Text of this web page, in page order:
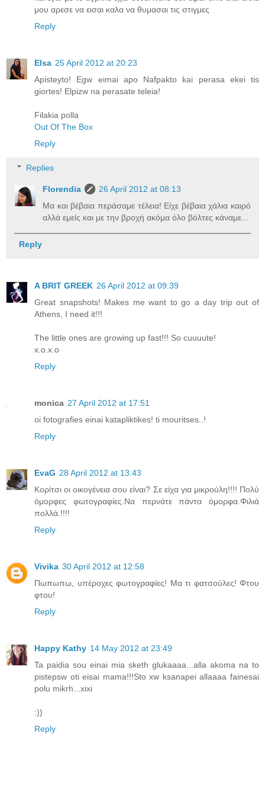
μου αρεσε να εισαι καλα να θυμασαι τις στιγμες
Reply
Elsa 25 April 2012 at 20:23
Apisteyto! Egw eimai apo Nafpakto kai perasa ekei tis
giortes! Elpizw na perasate teleia!
Filakia polla
Out Of The Box
Reply
Replies
Florendia
26 April 2012 at 08:13
Μα και βέβαια περάσαμε τέλεια! Είχε βέβαια χάλια καιρό
αλλά εμείς και με την βροχή ακόμα όλο βόλτες κάναμε...
Reply
A BRIT GREEK 26 April 2012 at 09:39
Great snapshots! Makes me want to go a day trip out of
Athens, I need it!!!
The little ones are growing up fast!!! So cuuuute!
x.o.x.o
Reply
monica 27 April 2012 at 17:51
oi fotografies einai katapliktikes! ti mouritses..!
Reply
EvaG 28 April 2012 at 13:43
Κορίτσι οι οικογένεια σου είναι? Σε είχα για μικρούλη!!!! Πολύ
όμορφες φωτογραφίες.Να περνάτε πάντα όμορφα.Φιλιά
πολλά.!!!!
Reply
Vivika 30 April 2012 at 12:58
Πωπωπω, υπέροχες φωτογραφίες! Μα τι φατσούλες! Φτου
φτου!
Reply
Happy Kathy 14 May 2012 at 23:49
Ta paidia sou einai mia sketh glukaaaa...alla akoma na to
pistepsw oti eisai mama!!!Sto xw ksanapei allaaaa fainesai
polu mikrh...xixi
:))
Reply